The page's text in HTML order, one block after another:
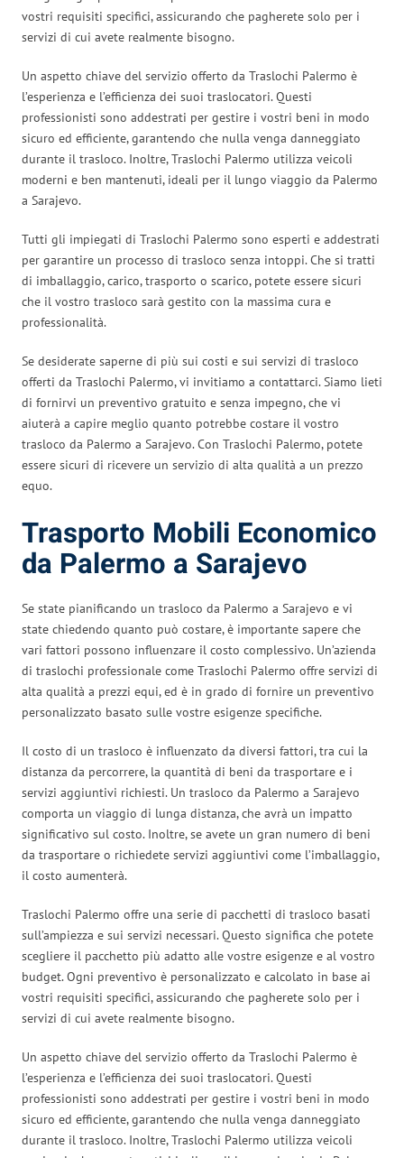
vostri requisiti specifici, assicurando che pagherete solo per i
servizi di cui avete realmente bisogno.
Un aspetto chiave del servizio offerto da Traslochi Palermo è
l’esperienza e l’efficienza dei suoi traslocatori. Questi
professionisti sono addestrati per gestire i vostri beni in modo
sicuro ed efficiente, garantendo che nulla venga danneggiato
durante il trasloco. Inoltre, Traslochi Palermo utilizza veicoli
moderni e ben mantenuti, ideali per il lungo viaggio da Palermo
a Sarajevo.
Tutti gli impiegati di Traslochi Palermo sono esperti e addestrati
per garantire un processo di trasloco senza intoppi. Che si tratti
di imballaggio, carico, trasporto o scarico, potete essere sicuri
che il vostro trasloco sarà gestito con la massima cura e
professionalità.
Se desiderate saperne di più sui costi e sui servizi di trasloco
offerti da Traslochi Palermo, vi invitiamo a contattarci. Siamo lieti
di fornirvi un preventivo gratuito e senza impegno, che vi
aiuterà a capire meglio quanto potrebbe costare il vostro
trasloco da Palermo a Sarajevo. Con Traslochi Palermo, potete
essere sicuri di ricevere un servizio di alta qualità a un prezzo
equo.
Trasporto Mobili Economico
da Palermo a Sarajevo
Se state pianificando un trasloco da Palermo a Sarajevo e vi
state chiedendo quanto può costare, è importante sapere che
vari fattori possono influenzare il costo complessivo. Un’azienda
di traslochi professionale come Traslochi Palermo offre servizi di
alta qualità a prezzi equi, ed è in grado di fornire un preventivo
personalizzato basato sulle vostre esigenze specifiche.
Il costo di un trasloco è influenzato da diversi fattori, tra cui la
distanza da percorrere, la quantità di beni da trasportare e i
servizi aggiuntivi richiesti. Un trasloco da Palermo a Sarajevo
comporta un viaggio di lunga distanza, che avrà un impatto
significativo sul costo. Inoltre, se avete un gran numero di beni
da trasportare o richiedete servizi aggiuntivi come l’imballaggio,
il costo aumenterà.
Traslochi Palermo offre una serie di pacchetti di trasloco basati
sull’ampiezza e sui servizi necessari. Questo significa che potete
scegliere il pacchetto più adatto alle vostre esigenze e al vostro
budget. Ogni preventivo è personalizzato e calcolato in base ai
vostri requisiti specifici, assicurando che pagherete solo per i
servizi di cui avete realmente bisogno.
Un aspetto chiave del servizio offerto da Traslochi Palermo è
l’esperienza e l’efficienza dei suoi traslocatori. Questi
professionisti sono addestrati per gestire i vostri beni in modo
sicuro ed efficiente, garantendo che nulla venga danneggiato
durante il trasloco. Inoltre, Traslochi Palermo utilizza veicoli